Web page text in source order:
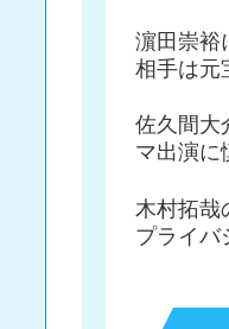
濵田崇裕
相手は元
佐久間大
マ出演に
木村拓哉
プライバ